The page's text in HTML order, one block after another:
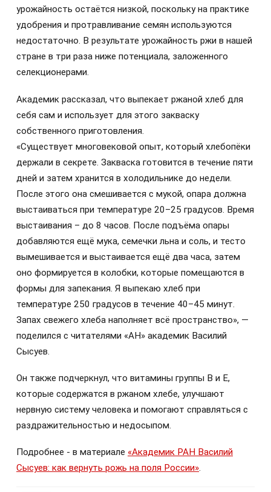
урожайность остаётся низкой, поскольку на практике
удобрения и протравливание семян используются
недостаточно. В результате урожайность ржи в нашей
стране в три раза ниже потенциала, заложенного
селекционерами.
Академик рассказал, что выпекает ржаной хлеб для
себя сам и использует для этого закваску
собственного приготовления.
«Существует многовековой опыт, который хлебопёки
держали в секрете. Закваска готовится в течение пяти
дней и затем хранится в холодильнике до недели.
После этого она смешивается с мукой, опара должна
выстаиваться при температуре 20–25 градусов. Время
выстаивания – до 8 часов. После подъёма опары
добавляются ещё мука, семечки льна и соль, и тесто
вымешивается и выстаивается ещё два часа, затем
оно формируется в колобки, которые помещаются в
формы для запекания. Я выпекаю хлеб при
температуре 250 градусов в течение 40–45 минут.
Запах свежего хлеба наполняет всё пространство», —
поделился с читателями «АН» академик Василий
Сысуев.
Он также подчеркнул, что витамины группы В и Е,
которые содержатся в ржаном хлебе, улучшают
нервную систему человека и помогают справляться с
раздражительностью и недосыпом.
Подробнее - в материале «Академик РАН Василий
Сысуев: как вернуть рожь на поля России».